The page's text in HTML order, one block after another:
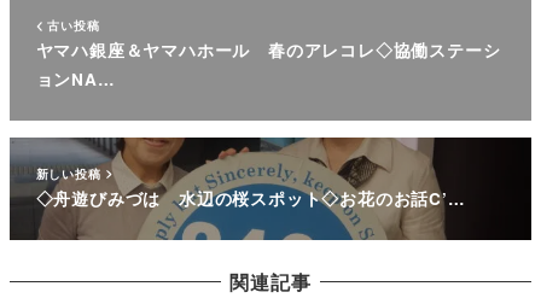
古い投稿
ヤマハ銀座＆ヤマハホール 春のアレコレ◇協働ステーシ
ョンNA…
新しい投稿
◇舟遊びみづは 水辺の桜スポット◇お花のお話C’…
関連記事